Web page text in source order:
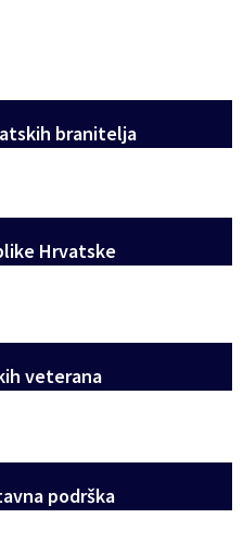
branitelja
Hrvatske
veterana
podrška